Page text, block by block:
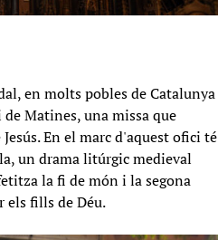
en molts pobles de Catalunya
Matines, una missa que
En el marc d'aquest ofici té
un drama litúrgic medieval
la fi de món i la segona
els fills de Déu.